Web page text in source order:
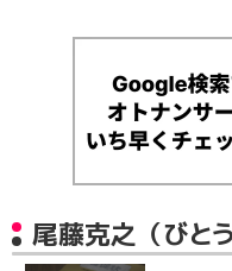
尾藤克之（びと